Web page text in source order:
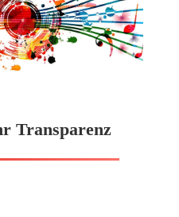
Transparenz